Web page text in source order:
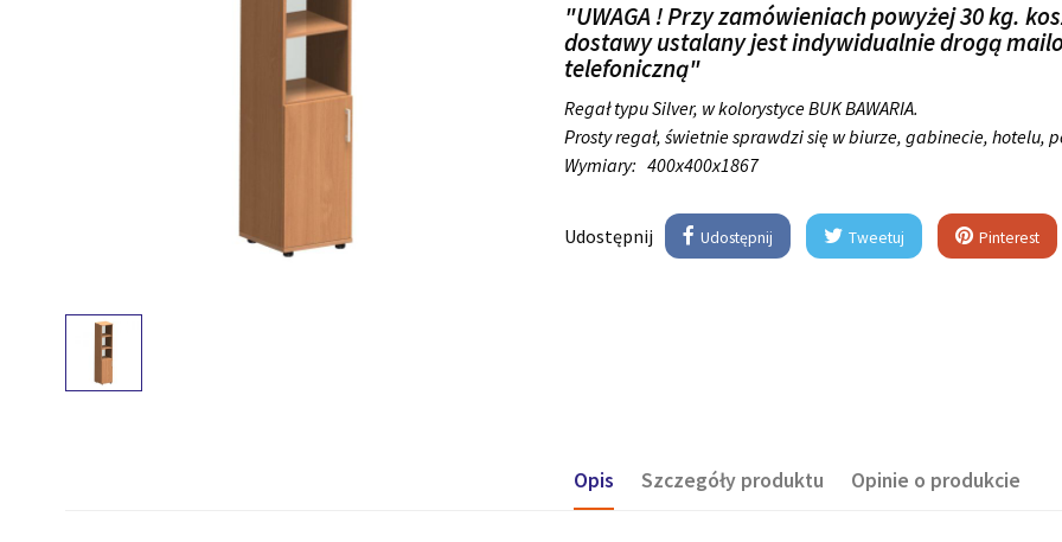
"UWAGA ! Przy zamówieniach powyżej 30 kg.
dostawy ustalany jest indywidualnie drogą
telefoniczną"
Regał typu Silver, w kolorystyce BUK BAWARIA.
Prosty regał, świetnie sprawdzi się w biurze, gabinecie, hotelu,
Wymiary: 400x400x1867
Udostępnij Udostępnij Tweetuj Pinterest
Opis Szczegóły produktu Opinie o produkcie